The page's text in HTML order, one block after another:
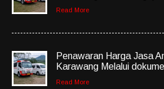
Read More
Penawaran Harga Jasa
Karawang Melalui
Read More